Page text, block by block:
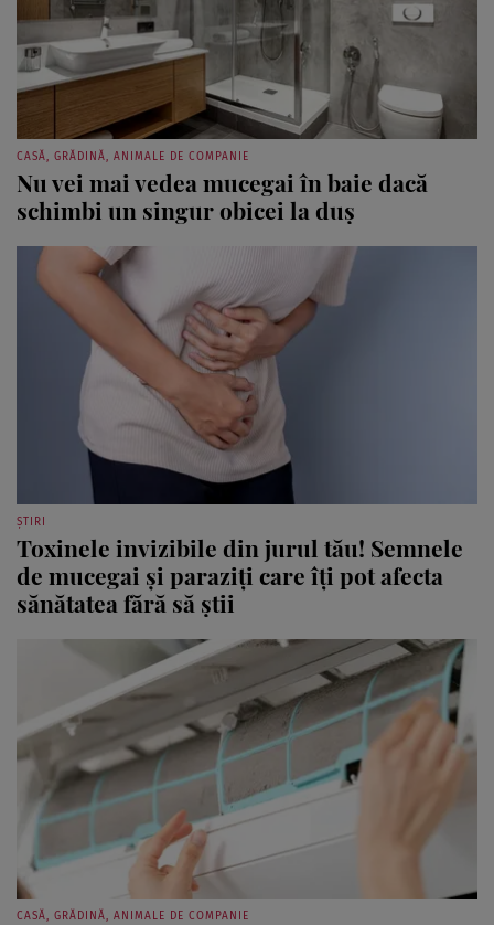
CASĂ, GRĂDINĂ, ANIMALE DE COMPANIE
Nu vei mai vedea mucegai în baie dacă
schimbi un singur obicei la duș
ȘTIRI
Toxinele invizibile din jurul tău! Semnele
de mucegai și paraziți care îți pot afecta
sănătatea fără să știi
CASĂ, GRĂDINĂ, ANIMALE DE COMPANIE